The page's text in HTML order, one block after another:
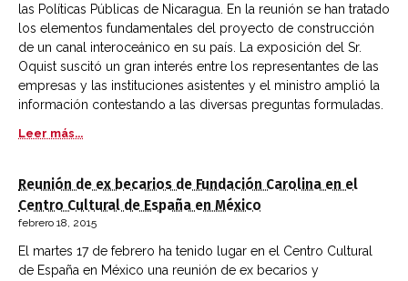
las Políticas Públicas de Nicaragua. En la reunión se han tratado
los elementos fundamentales del proyecto de construcción
de un canal interoceánico en su país. La exposición del Sr.
Oquist suscitó un gran interés entre los representantes de las
empresas y las instituciones asistentes y el ministro amplió la
información contestando a las diversas preguntas formuladas.
Leer más...
Reunión de ex becarios de Fundación Carolina en el
Centro Cultural de España en México
febrero 18, 2015
El martes 17 de febrero ha tenido lugar en el Centro Cultural
de España en México una reunión de ex becarios y